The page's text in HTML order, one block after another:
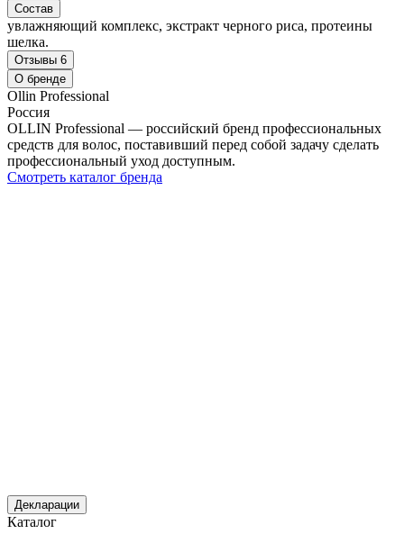
Состав
увлажняющий комплекс, экстракт черного риса, протеины
шелка.
Отзывы 6
О бренде
Ollin Professional
Россия
OLLIN Professional — российский бренд профессиональных
средств для волос, поставивший перед собой задачу сделать
профессиональный уход доступным.
Смотреть каталог бренда
Декларации
Каталог